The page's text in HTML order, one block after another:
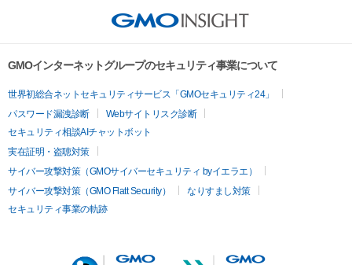
GMOインターネットグループのセキュリティ事業について
世界初総合ネットセキュリティサービス「GMOセキュリティ24」
パスワード漏洩診断
Webサイトリスク診断
セキュリティ相談AIチャットボット
実在証明・盗聴対策
サイバー攻撃対策（GMOサイバーセキュリティ byイエラエ）
サイバー攻撃対策（GMO Flatt Security）
なりすまし対策
セキュリティ事業の軌跡